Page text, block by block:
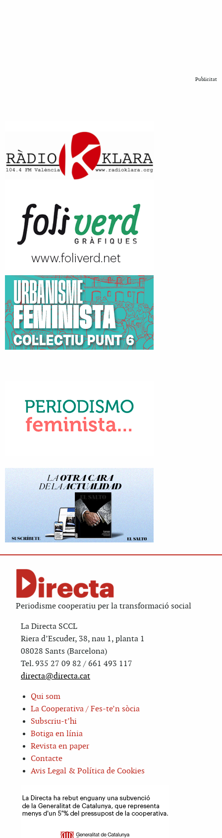
Publicitat
Periodisme cooperatiu per la transformació social
La Directa SCCL
Riera d’Escuder, 38, nau 1, planta 1
08028 Sants (Barcelona)
Tel. 935 27 09 82 / 661 493 117
directa@directa.cat
Qui som
La Cooperativa / Fes-te’n sòcia
Subscriu-t’hi
Botiga en línia
Revista en paper
Contacte
Avis Legal & Política de Cookies